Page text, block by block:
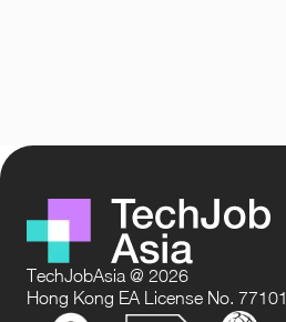
TechJobAsia @ 2026
Hong Kong EA License No. 77101